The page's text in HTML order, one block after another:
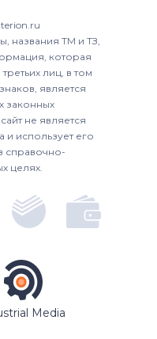
названия ТМ и ТЗ,
которая
лиц, в том
является
законных
не является
и использует его
справочно-
целях.
Media